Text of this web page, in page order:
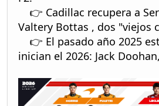
👉 Cadillac recupera a
Valtery Bottas , dos "viejos
👉 El pasado año 2025
inician el 2026: Jack